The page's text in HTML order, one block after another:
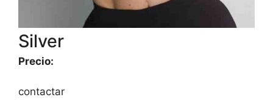
Silver
Precio:
contactar